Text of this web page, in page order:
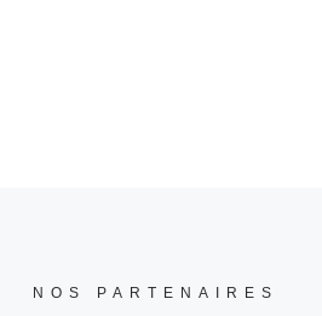
NOS PARTENAIRES